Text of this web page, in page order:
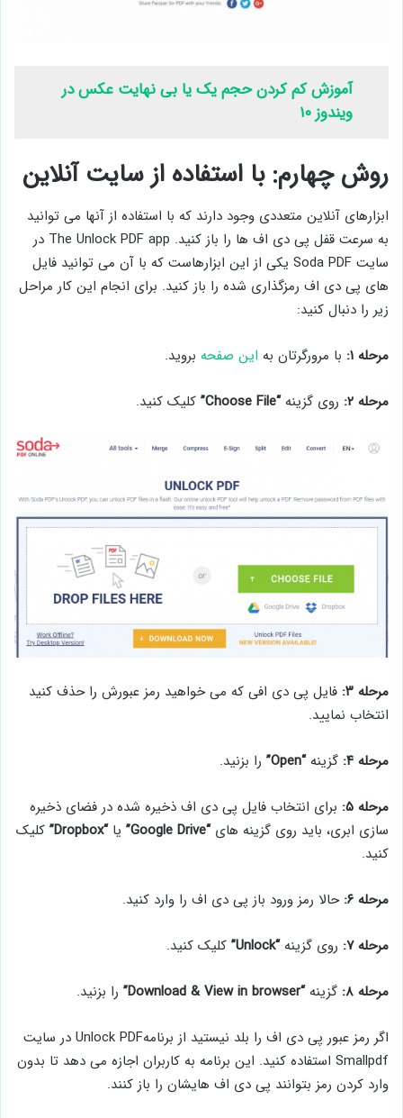
آموزش کم کردن حجم یک یا بی نهایت عکس در
ویندوز ۱۰
روش چهارم: با استفاده از سایت آنلاین
ابزارهای آنلاین متعددی وجود دارند که با استفاده از آنها می توانید
به سرعت قفل پی دی اف ها را باز کنید. The Unlock PDF app در
سایت Soda PDF یکی از این ابزارهاست که با آن می توانید فایل
های پی دی اف رمزگذاری شده را باز کنید. برای انجام این کار مراحل
زیر را دنبال کنید:
مرحله ۱: با مرورگرتان به این صفحه بروید.
مرحله ۲: روی گزینه“Choose File” کلیک کنید.
مرحله ۳:
فایل پی دی افی که می خواهید رمز عبورش را حذف کنید
انتخاب نمایید.
مرحله ۴: گزینه“Open” را بزنید.
مرحله ۵:
برای انتخاب فایل پی دی اف ذخیره شده در فضای ذخیره
سازی ابری، باید روی گزینه های“Google Drive” یا“Dropbox”
کلیک
کنید.
مرحله ۶: حالا رمز ورود باز پی دی اف را وارد کنید.
مرحله ۷: روی گزینه“Unlock” کلیک کنید.
مرحله ۸: گزینه“Download & View in browser” را بزنید.
اگر رمز عبور پی دی اف را بلد نیستید از برنامهUnlock PDF در سایت
Smallpdf استفاده کنید. این برنامه به کاربران اجازه می دهد تا بدون
وارد کردن رمز بتوانند پی دی اف هایشان را باز کنند.